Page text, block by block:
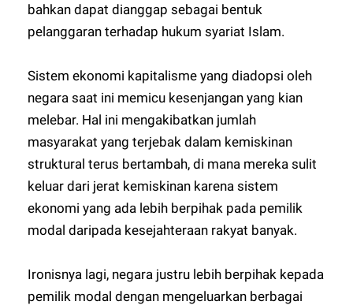
bahkan dapat dianggap sebagai bentuk
pelanggaran terhadap hukum syariat Islam.
Sistem ekonomi kapitalisme yang diadopsi oleh
negara saat ini memicu kesenjangan yang kian
melebar. Hal ini mengakibatkan jumlah
masyarakat yang terjebak dalam kemiskinan
struktural terus bertambah, di mana mereka sulit
keluar dari jerat kemiskinan karena sistem
ekonomi yang ada lebih berpihak pada pemilik
modal daripada kesejahteraan rakyat banyak.
Ironisnya lagi, negara justru lebih berpihak kepada
pemilik modal dengan mengeluarkan berbagai